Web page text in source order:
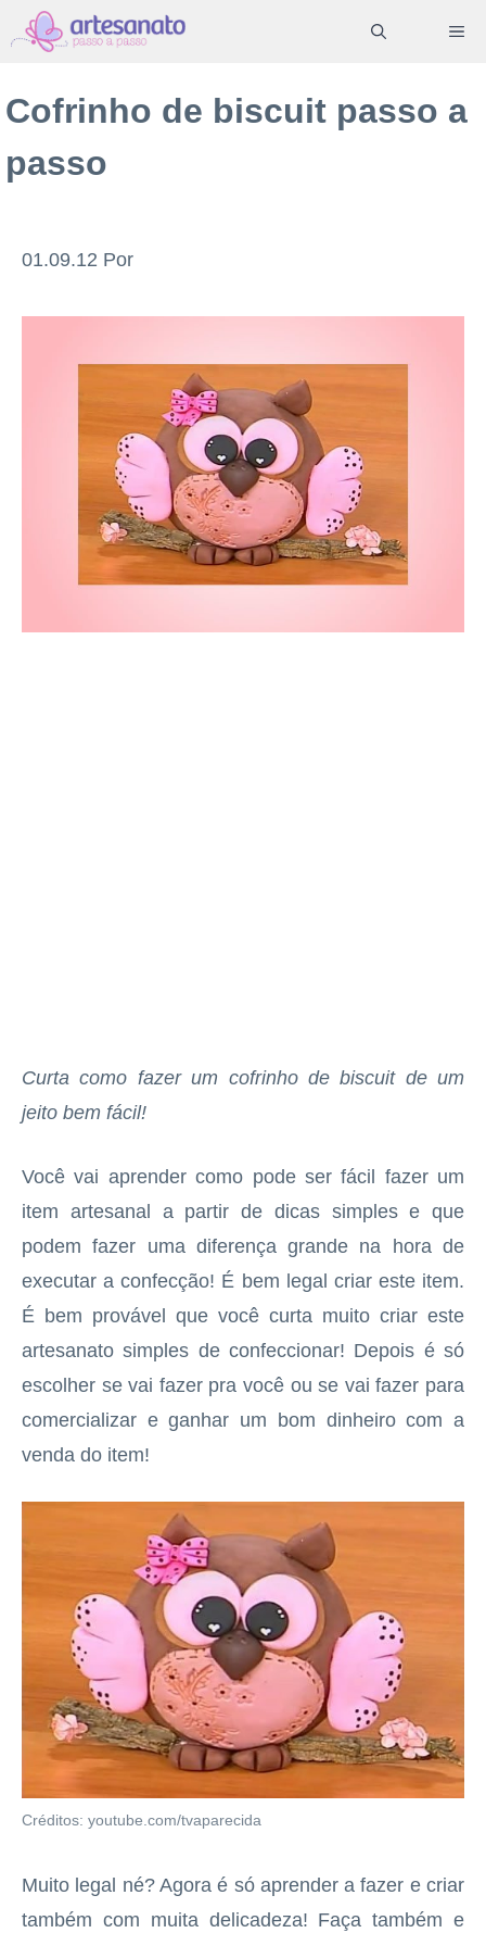
Pular
para
conteúdo
Cofrinho de biscuit passo a
passo
01.09.12 Por
Curta como fazer um cofrinho de biscuit de um
jeito bem fácil!
Você vai aprender como pode ser fácil fazer um
item artesanal a partir de dicas simples e que
podem fazer uma diferença grande na hora de
executar a confecção! É bem legal criar este item.
É bem provável que você curta muito criar este
artesanato simples de confeccionar! Depois é só
escolher se vai fazer pra você ou se vai fazer para
comercializar e ganhar um bom dinheiro com a
venda do item!
Créditos: youtube.com/tvaparecida
Muito legal né? Agora é só aprender a fazer e criar
também com muita delicadeza! Faça também e